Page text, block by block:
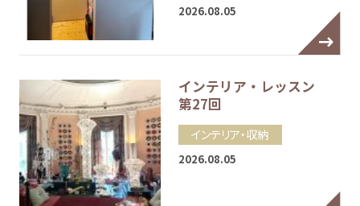
2026.08.05
インテリア・レッスン
第27回
インテリア・収納
2026.08.05